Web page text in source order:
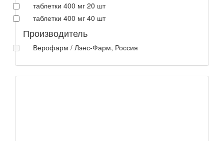
таблетки 400 мг 20 шт
таблетки 400 мг 40 шт
Производитель
Верофарм / Лэнс-Фарм, Россия